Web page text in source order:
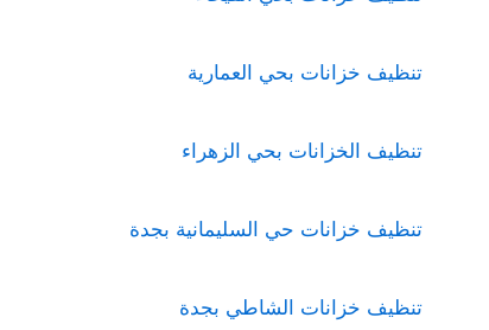
تنظيف خزانات بحي العمارية
تنظيف الخزانات بحي الزهراء
تنظيف خزانات حي السليمانية بجدة
تنظيف خزانات الشاطي بجدة